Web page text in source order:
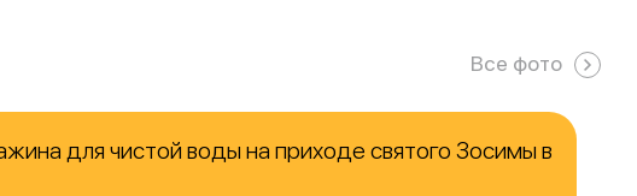
Все фото
для чистой воды на приходе святого Зосимы в